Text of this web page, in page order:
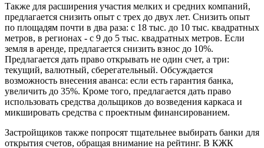
Также для расширения участия мелких и средних компаний,
предлагается снизить опыт с трех до двух лет. Снизить опыт
по площадям почти в два раза: с 18 тыс. до 10 тыс. квадратных
метров, в регионах - с 9 до 5 тыс. квадратных метров. Если
земля в аренде, предлагается снизить взнос до 10%.
Предлагается дать право открывать не один счет, а три:
текущий, валютный, сберегательный. Обсуждается
возможность внесения аванса: если есть гарантия банка,
увеличить до 35%. Кроме того, предлагается дать право
использовать средства дольщиков до возведения каркаса и
микшировать средства с проектным финансированием.
Застройщиков также попросят тщательнее выбирать банки для
открытия счетов, обращая внимание на рейтинг. В КЖК